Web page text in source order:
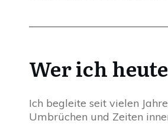
Wer ich
Ich begleite seit vielen
Umbrüchen und Zeiten